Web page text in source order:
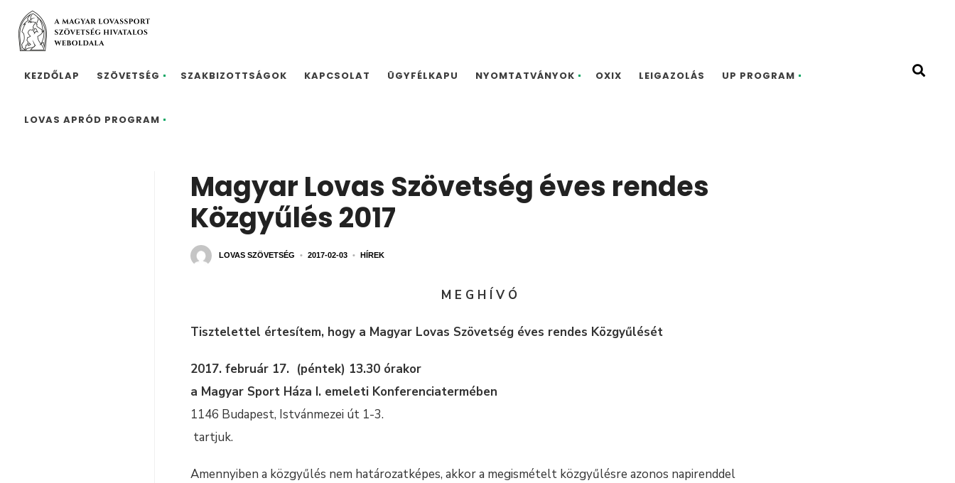
KEZDŐLAP SZÖVETSÉG SZAKBIZOTTSÁGOK KAPCSOLAT ÜGYFÉLKAPU NYOMTATVÁNYOK OXIX LEIGAZOLÁS UP PROGRAM
LOVAS APRÓD PROGRAM
Magyar Lovas Szövetség éves rendes
Közgyűlés 2017
LOVAS SZÖVETSÉG • 2017-02-03 • HÍREK
M E G H Í V Ó
Tisztelettel értesítem, hogy a Magyar Lovas Szövetség éves rendes Közgyűlését
2017. február 17. (péntek) 13.30 órakor
a Magyar Sport Háza I. emeleti Konferenciatermében
1146 Budapest, Istvánmezei út 1-3.
tartjuk.
Amennyiben a közgyűlés nem határozatképes, akkor a megismételt közgyűlésre azonos napirenddel